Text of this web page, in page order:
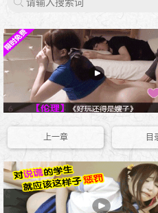
上一章 目